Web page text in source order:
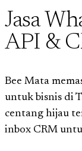
Jasa
API &
Bee Mata
untuk bisnis di
centang hijau
inbox CRM